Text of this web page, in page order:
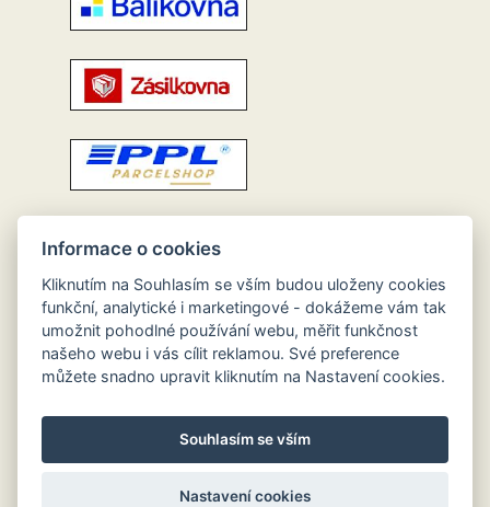
Informace o cookies
Kliknutím na Souhlasím se vším budou uloženy cookies
funkční, analytické i marketingové - dokážeme vám tak
umožnit pohodlné používání webu, měřit funkčnost
našeho webu i vás cílit reklamou. Své preference
můžete snadno upravit kliknutím na Nastavení cookies.
Souhlasím se vším
Nastavení cookies